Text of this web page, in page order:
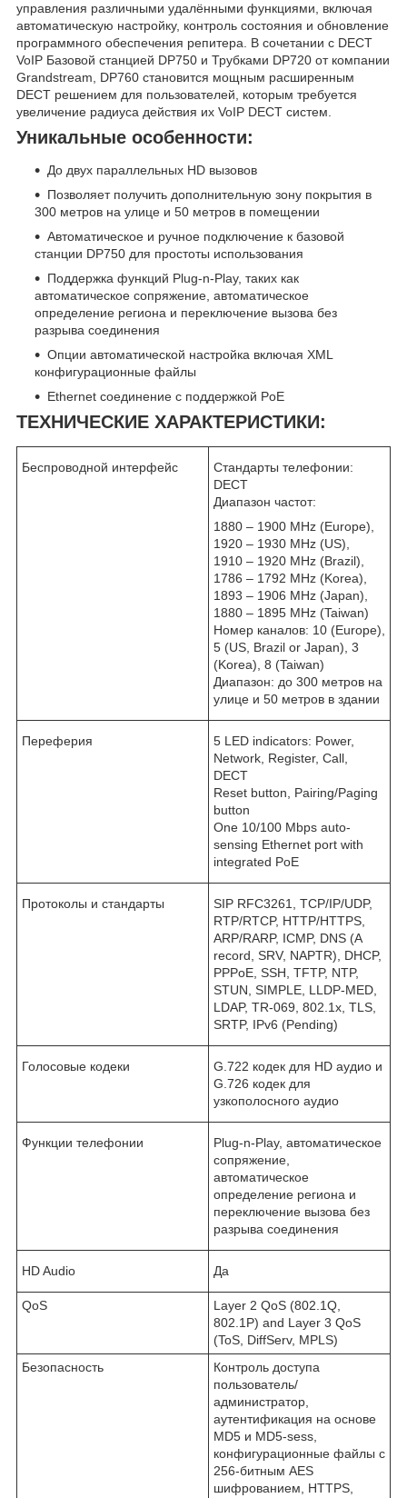
управления различными удалёнными функциями, включая
автоматическую настройку, контроль состояния и обновление
программного обеспечения репитера. В сочетании с DECT
VoIP Базовой станцией DP750 и Трубками DP720 от компании
Grandstream, DP760 становится мощным расширенным
DECT решением для пользователей, которым требуется
увеличение радиуса действия их VoIP DECT систем.
Уникальные особенности:
До двух параллельных HD вызовов
Позволяет получить дополнительную зону покрытия в
300 метров на улице и 50 метров в помещении
Автоматическое и ручное подключение к базовой
станции DP750 для простоты использования
Поддержка функций Plug-n-Play, таких как
автоматическое сопряжение, автоматическое
определение региона и переключение вызова без
разрыва соединения
Опции автоматической настройка включая XML
конфигурационные файлы
Ethernet соединение с поддержкой PoE
ТЕХНИЧЕСКИЕ ХАРАКТЕРИСТИКИ:
Беспроводной интерфейс
Стандарты телефонии:
DECT
Диапазон частот:
1880 – 1900 MHz (Europe),
1920 – 1930 MHz (US),
1910 – 1920 MHz (Brazil),
1786 – 1792 MHz (Korea),
1893 – 1906 MHz (Japan),
1880 – 1895 MHz (Taiwan)
Номер каналов: 10 (Europe),
5 (US, Brazil or Japan), 3
(Korea), 8 (Taiwan)
Диапазон: до 300 метров на
улице и 50 метров в здании
Переферия
5 LED indicators: Power,
Network, Register, Call,
DECT
Reset button, Pairing/Paging
button
One 10/100 Mbps auto-
sensing Ethernet port with
integrated PoE
Протоколы и стандарты
SIP RFC3261, TCP/IP/UDP,
RTP/RTCP, HTTP/HTTPS,
ARP/RARP, ICMP, DNS (A
record, SRV, NAPTR), DHCP,
PPPoE, SSH, TFTP, NTP,
STUN, SIMPLE, LLDP-MED,
LDAP, TR-069, 802.1x, TLS,
SRTP, IPv6 (Pending)
Голосовые кодеки
G.722 кодек для HD аудио и
G.726 кодек для
узкополосного аудио
Функции телефонии
Plug-n-Play, автоматическое
сопряжение,
автоматическое
определение региона и
переключение вызова без
разрыва соединения
HD Audio Да
QoS
Layer 2 QoS (802.1Q,
802.1P) and Layer 3 QoS
(ToS, DiffServ, MPLS)
Безопасность
Контроль доступа
пользователь/
администратор,
аутентификация на основе
MD5 и MD5-sess,
конфигурационные файлы с
256-битным AES
шифрованием, HTTPS,